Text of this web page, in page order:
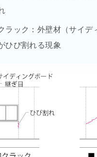
ラック：外壁材（サイデ
ひび割れる現象